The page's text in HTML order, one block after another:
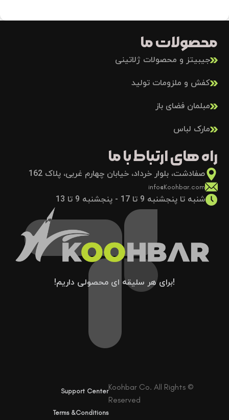
محصولات ما
جیبیتز و محصولات ژلاتینی
کفش و ملزومات تولید
مبلمان فضای باز
مارک لباس
راه های ارتباط با ما
صفادشت، بلوار خرداد، خیابان چهارم غربی، پلاک 162
info@Koohbar.com
شنبه تا پنجشنبه 9 تا 17 - پنجشنبه 9 تا 13
!برای هر سلیقه ای محصولی داریم!
© Koohbar Co. All Rights
Reserved
Support Center
Terms &Conditions